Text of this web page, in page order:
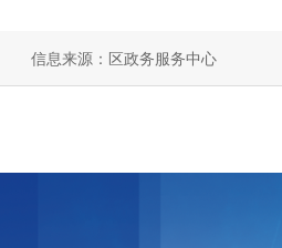
信息来源：区政务服务中心